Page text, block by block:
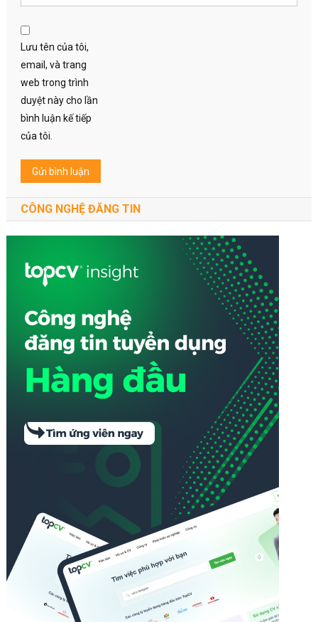
Lưu tên của tôi,
email, và trang
web trong trình
duyệt này cho lần
bình luận kế tiếp
của tôi.
CÔNG NGHỆ ĐĂNG TIN